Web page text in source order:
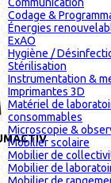
Codage &
Énergies
ExAO
Hygiène /
Stérilisation
Instrumentation &
Imprimantes 3D
Matériel de
consommables
Microscopie &
Mobilier scolaire
Mobilier de
Mobilier de